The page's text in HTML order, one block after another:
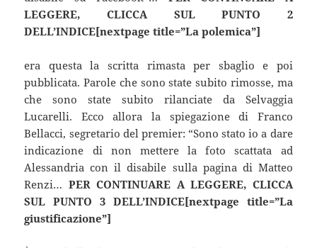
LEGGERE, CLICCA SUL PUNTO 2
DELL’INDICE[nextpage title=”La polemica”]
era questa la scritta rimasta per sbaglio e poi
pubblicata. Parole che sono state subito rimosse, ma
che sono state subito rilanciate da Selvaggia
Lucarelli. Ecco allora la spiegazione di Franco
Bellacci, segretario del premier: “Sono stato io a dare
indicazione di non mettere la foto scattata ad
Alessandria con il disabile sulla pagina di Matteo
Renzi… PER CONTINUARE A LEGGERE, CLICCA
SUL PUNTO 3 DELL’INDICE[nextpage title=”La
giustificazione”]